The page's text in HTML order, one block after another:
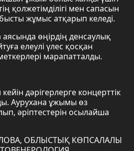
қолжетімділігі мен сапасын
жұмыс атқарып келеді.
өңірдің денсаулық
елеулі үлес қосқан
марапатталды.
дәрігерлерге концерттік
Аурухана ұжымы өз
әріптестерін осылайша
ОБЛЫСТЫҚ КӨПСАЛАЛЫ